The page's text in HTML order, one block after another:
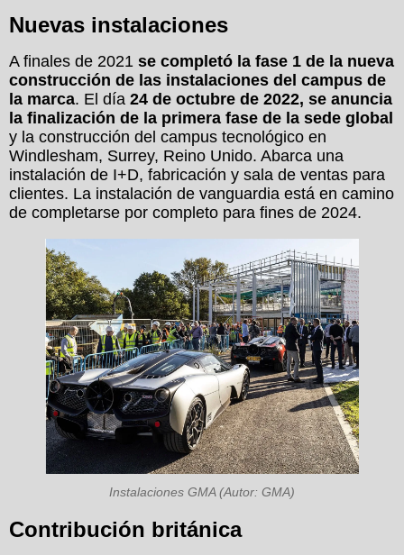
Nuevas instalaciones
A finales de 2021 se completó la fase 1 de la nueva
construcción de las instalaciones del campus de
la marca. El día 24 de octubre de 2022, se anuncia
la finalización de la primera fase de la sede global
y la construcción del campus tecnológico en
Windlesham, Surrey, Reino Unido. Abarca una
instalación de I+D, fabricación y sala de ventas para
clientes. La instalación de vanguardia está en camino
de completarse por completo para fines de 2024.
Instalaciones GMA (Autor: GMA)
Contribución británica